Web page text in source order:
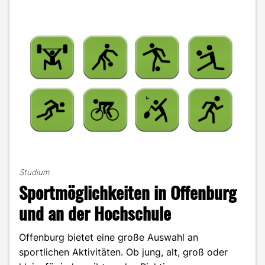
Studium
Sportmöglichkeiten in Offenburg
und an der Hochschule
Offenburg bietet eine große Auswahl an
sportlichen Aktivitäten. Ob jung, alt, groß oder